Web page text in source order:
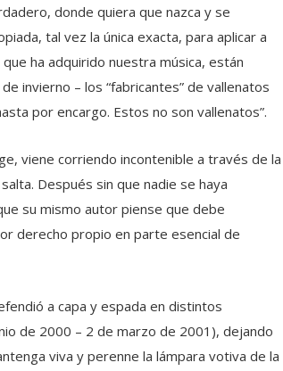
donde quiera que nazca y se
tal vez la única exacta, para aplicar a
ha adquirido nuestra música, están
invierno – los “fabricantes” de vallenatos
por encargo. Estos no son vallenatos”.
viene corriendo incontenible a través de la
Después sin que nadie se haya
su mismo autor piense que debe
derecho propio en parte esencial de
a capa y espada en distintos
de 2000 – 2 de marzo de 2001), dejando
viva y perenne la lámpara votiva de la